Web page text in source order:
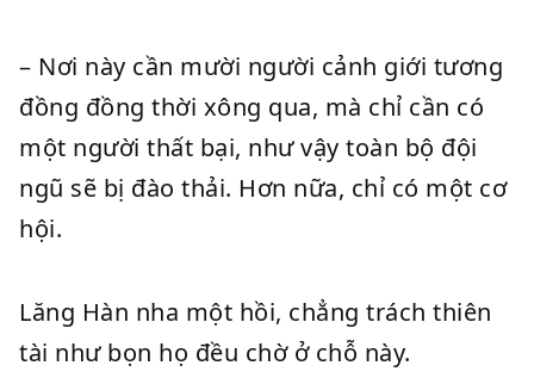
– Nơi này cần mười người cảnh giới tương
đồng đồng thời xông qua, mà chỉ cần có
một người thất bại, như vậy toàn bộ đội
ngũ sẽ bị đào thải. Hơn nữa, chỉ có một cơ
hội.
Lăng Hàn nha một hồi, chẳng trách thiên
tài như bọn họ đều chờ ở chỗ này.